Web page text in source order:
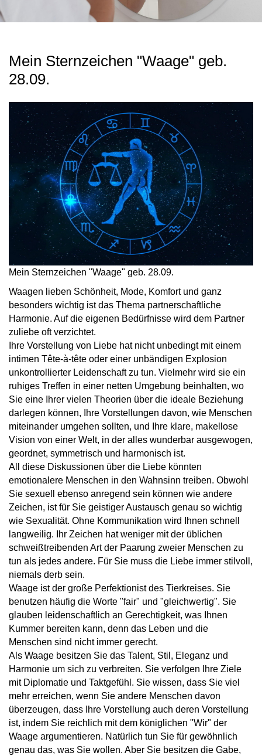
Mein Sternzeichen "Waage" geb.
28.09.
Mein Sternzeichen "Waage" geb. 28.09.
Waagen lieben Schönheit, Mode, Komfort und ganz
besonders wichtig ist das Thema partnerschaftliche
Harmonie. Auf die eigenen Bedürfnisse wird dem Partner
zuliebe oft verzichtet.
Ihre Vorstellung von Liebe hat nicht unbedingt mit einem
intimen Tête-à-tête oder einer unbändigen Explosion
unkontrollierter Leidenschaft zu tun. Vielmehr wird sie ein
ruhiges Treffen in einer netten Umgebung beinhalten, wo
Sie eine Ihrer vielen Theorien über die ideale Beziehung
darlegen können, Ihre Vorstellungen davon, wie Menschen
miteinander umgehen sollten, und Ihre klare, makellose
Vision von einer Welt, in der alles wunderbar ausgewogen,
geordnet, symmetrisch und harmonisch ist.
All diese Diskussionen über die Liebe könnten
emotionalere Menschen in den Wahnsinn treiben. Obwohl
Sie sexuell ebenso anregend sein können wie andere
Zeichen, ist für Sie geistiger Austausch genau so wichtig
wie Sexualität. Ohne Kommunikation wird Ihnen schnell
langweilig. Ihr Zeichen hat weniger mit der üblichen
schweißtreibenden Art der Paarung zweier Menschen zu
tun als jedes andere. Für Sie muss die Liebe immer stilvoll,
niemals derb sein.
Waage ist der große Perfektionist des Tierkreises. Sie
benutzen häufig die Worte "fair" und "gleichwertig". Sie
glauben leidenschaftlich an Gerechtigkeit, was Ihnen
Kummer bereiten kann, denn das Leben und die
Menschen sind nicht immer gerecht.
Als Waage besitzen Sie das Talent, Stil, Eleganz und
Harmonie um sich zu verbreiten. Sie verfolgen Ihre Ziele
mit Diplomatie und Taktgefühl. Sie wissen, dass Sie viel
mehr erreichen, wenn Sie andere Menschen davon
überzeugen, dass Ihre Vorstellung auch deren Vorstellung
ist, indem Sie reichlich mit dem königlichen "Wir" der
Waage argumentieren. Natürlich tun Sie für gewöhnlich
genau das, was Sie wollen. Aber Sie besitzen die Gabe,